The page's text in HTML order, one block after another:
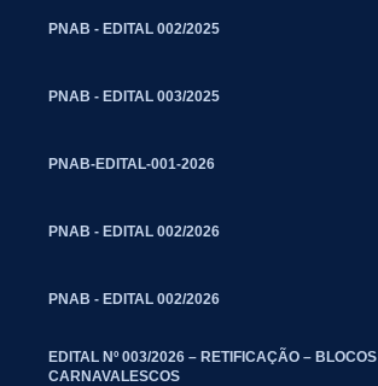
PNAB - EDITAL 002/2025
PNAB - EDITAL 003/2025
PNAB-EDITAL-001-2026
PNAB - EDITAL 002/2026
PNAB - EDITAL 002/2026
EDITAL Nº 003/2026 – RETIFICAÇÃO – BLOCOS
CARNAVALESCOS